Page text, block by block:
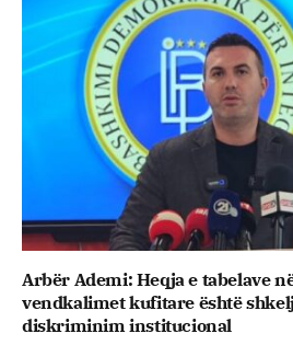
Arbër Ademi: Heqja e tabelave
vendkalimet kufitare është
diskriminim institucional